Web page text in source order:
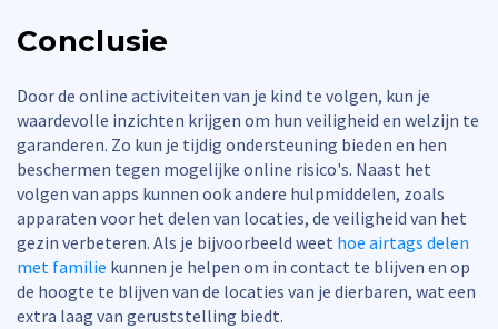
Conclusie
Door de online activiteiten van je kind te volgen, kun je
waardevolle inzichten krijgen om hun veiligheid en welzijn te
garanderen. Zo kun je tijdig ondersteuning bieden en hen
beschermen tegen mogelijke online risico's. Naast het
volgen van apps kunnen ook andere hulpmiddelen, zoals
apparaten voor het delen van locaties, de veiligheid van het
gezin verbeteren. Als je bijvoorbeeld weet hoe airtags delen
met familie kunnen je helpen om in contact te blijven en op
de hoogte te blijven van de locaties van je dierbaren, wat een
extra laag van geruststelling biedt.